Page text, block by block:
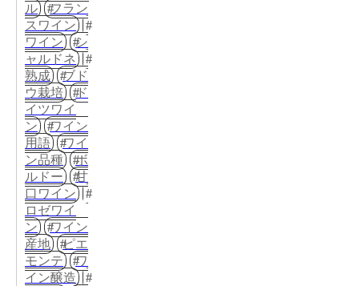
ル
フラン
スワイン
ワイン
シ
ャルドネ
熟成
ブド
ウ栽培
ド
イツワイ
ン
ワイン
用語
ワイ
ン品種
ボ
ルドー
甘
口ワイン
ロゼワイ
ン
ワイン
産地
ピエ
モンテ
ワ
イン醸造